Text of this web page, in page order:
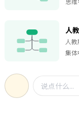
高学
人
集体
常方
预习
学习